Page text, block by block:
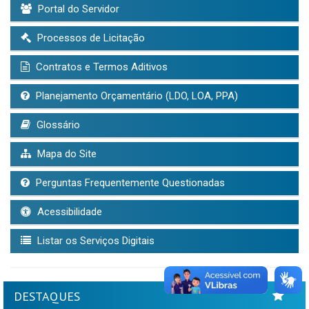
Portal do Servidor
Processos de Licitação
Contratos e Termos Aditivos
Planejamento Orçamentário (LDO, LOA, PPA)
Glossário
Mapa do Site
Perguntas Frequentemente Questionadas
Acessibilidade
Listar os Serviços Digitais
DESTAQUES